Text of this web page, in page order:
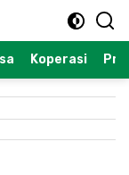
Koperasi